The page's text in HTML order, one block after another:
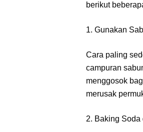
berikut
1. Gunakan
Cara paling
campuran
menggosok
merusak
2. Baking